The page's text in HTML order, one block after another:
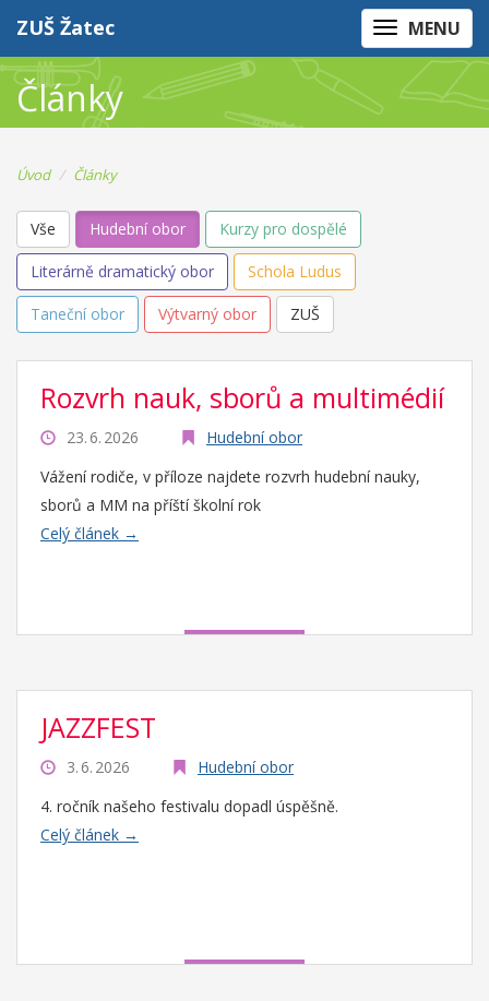
MENU
ZUŠ Žatec
Články
Úvod Články
Vše Hudební obor Kurzy pro dospělé
Literárně dramatický obor Schola Ludus
Taneční obor Výtvarný obor ZUŠ
Rozvrh nauk, sborů a multimédií
23. 6. 2026
Hudební obor
Vážení rodiče, v příloze najdete rozvrh hudební nauky,
sborů a MM na příští školní rok
Celý článek →
JAZZFEST
3. 6. 2026
Hudební obor
4. ročník našeho festivalu dopadl úspěšně.
Celý článek →